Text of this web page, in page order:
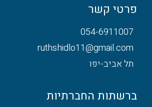
פרטי קשר
054-6911007
ruthshidlo11@gmail.com
תל אביב-יפו
ברשתות החברתיות